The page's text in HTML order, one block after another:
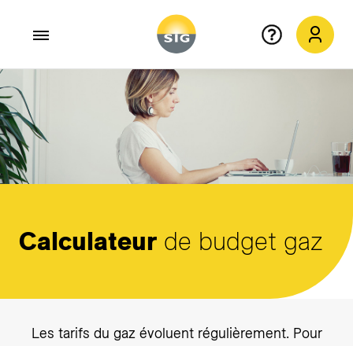
Aller au contenu principal
Calculateur de budget gaz
Les tarifs du gaz évoluent régulièrement. Pour